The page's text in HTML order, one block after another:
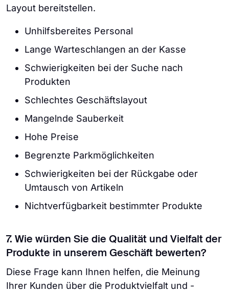
Layout bereitstellen.
Unhilfsbereites Personal
Lange Warteschlangen an der Kasse
Schwierigkeiten bei der Suche nach
Produkten
Schlechtes Geschäftslayout
Mangelnde Sauberkeit
Hohe Preise
Begrenzte Parkmöglichkeiten
Schwierigkeiten bei der Rückgabe oder
Umtausch von Artikeln
Nichtverfügbarkeit bestimmter Produkte
7. Wie würden Sie die Qualität und Vielfalt der
Produkte in unserem Geschäft bewerten?
Diese Frage kann Ihnen helfen, die Meinung
Ihrer Kunden über die Produktvielfalt und -